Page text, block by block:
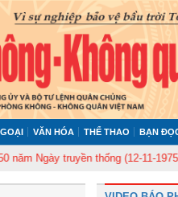
VĂN HÓA THỂ THAO BẠN
truyền thống (12-11-1975/12-